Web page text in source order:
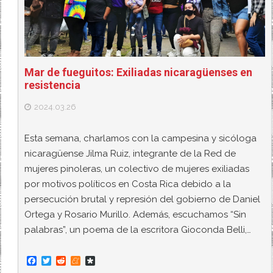
Mar de fueguitos: Exiliadas nicaragüenses en
resistencia
2024.03.26
Esta semana, charlamos con la campesina y sicóloga
nicaragüense Jilma Ruiz, integrante de la Red de
mujeres pinoleras, un colectivo de mujeres exiliadas
por motivos políticos en Costa Rica debido a la
persecución brutal y represión del gobierno de Daniel
Ortega y Rosario Murillo. Además, escuchamos “Sin
palabras”, un poema de la escritora Gioconda Belli,…
F
T
R
M